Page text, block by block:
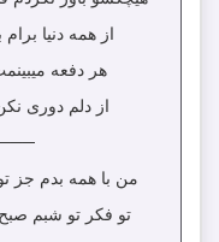
از همه دنیا
هر دفعه
از دلم دوری
من با همه بدم جز
تو فکر تو شبم